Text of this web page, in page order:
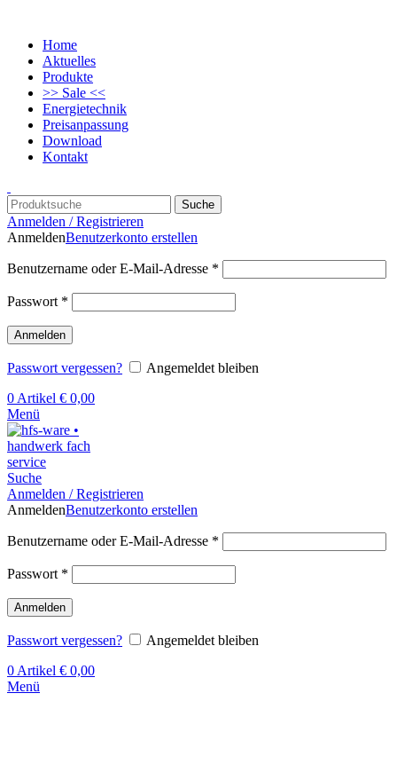
Home
Aktuelles
Produkte
>> Sale <<
Energietechnik
Preisanpassung
Download
Kontakt
Suche
Anmelden / Registrieren
AnmeldenBenutzerkonto erstellen
Benutzername oder E-Mail-Adresse *
Passwort *
Anmelden
Passwort vergessen?
Angemeldet bleiben
0 Artikel € 0,00
Menü
Suche
Anmelden / Registrieren
AnmeldenBenutzerkonto erstellen
Benutzername oder E-Mail-Adresse *
Passwort *
Anmelden
Passwort vergessen?
Angemeldet bleiben
0 Artikel € 0,00
Menü